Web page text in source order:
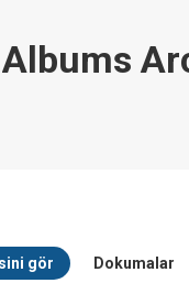
Albums
gör Dokumalar